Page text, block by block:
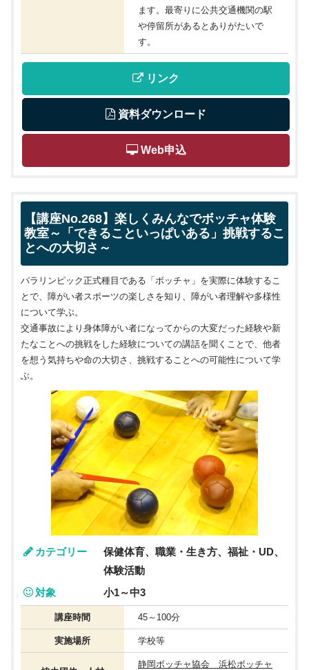
ます。最寄りに公共交通機関の駅
や停留所があるとありがたいで
す。
リンク
資料ダウンロード
Web申込
【講座No.268】楽しくみんなでボッチャ体験
教室～「できることいっぱいある」挑戦するこ
とへの大切さ～
パラリンピック正式種目である「ボッチャ」を実際に体験するこ
とで、障がい者スポーツの楽しさを知り、障がい者理解や多様性
について学ぶ。
交通事故により身体障がい者になってからの大変だった経験や新
たなことへの挑戦をした経験についての講話を聞くことで、他者
を想う気持ちや命の大切さ、挑戦することへの可能性について学
ぶ。
カテゴリー
保健体育、職業・生き方、福祉・UD、
体験活動
対象
小1～中3
講座時間 45～100分
実施場所 学校等
静岡ボッチャ協会 浜松ボッチャ